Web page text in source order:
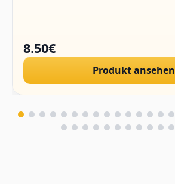
8.50€
Produkt ansehen